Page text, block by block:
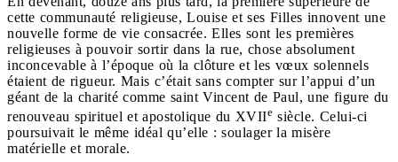
cette communauté religieuse, Louise et ses Filles innovent une
nouvelle forme de vie consacrée. Elles sont les premières
religieuses à pouvoir sortir dans la rue, chose absolument
inconcevable à l’époque où la clôture et les vœux solennels
étaient de rigueur. Mais c’était sans compter sur l’appui d’un
géant de la charité comme saint Vincent de Paul, une figure du
renouveau spirituel et apostolique du XVIIe siècle. Celui-ci
poursuivait le même idéal qu’elle : soulager la misère
matérielle et morale.